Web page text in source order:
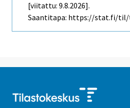
[viitattu: 9.8.2026].
Saantitapa: https://stat.fi/